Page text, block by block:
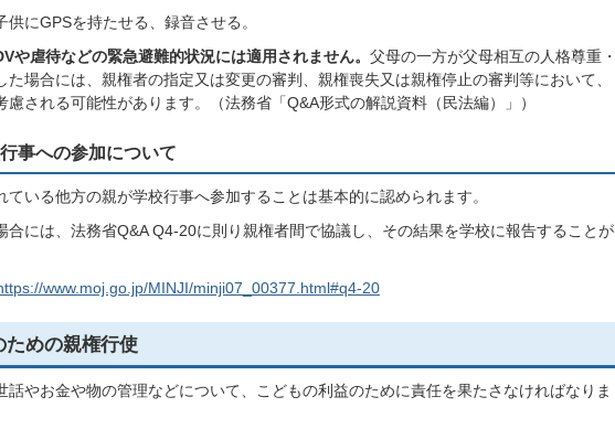
供にGPSを持たせる、録音させる。
や虐待などの緊急避難的状況には適用されません。 父母の一方が父母相互の人格尊重・
た場合には、親権者の指定又は変更の審判、親権喪失又は親権停止の審判等において、
慮される可能性があります。（法務省「Q&A形式の解説資料（民法編）」）
事への参加について
ている他方の親が学校行事へ参加することは基本的に認められます。
合には、法務省Q&A Q4-20に則り親権者間で協議し、その結果を学校に報告することが
www.moj.go.jp/MINJI/minji07_00377.html#q4-20
ための親権行使
話やお金や物の管理などについて、こどもの利益のために責任を果たさなければなりま